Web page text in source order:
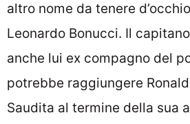
altro nome da tenere
Leonardo Bonucci. Il
anche lui ex compagno del
potrebbe raggiungere
Saudita al termine della sua